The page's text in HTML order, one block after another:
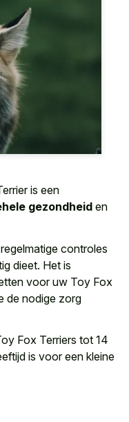
is een
gezondheid en
controles
dieet. Het is
voor uw Toy Fox
de nodige zorg
Fox Terriers tot 14
is voor een kleine